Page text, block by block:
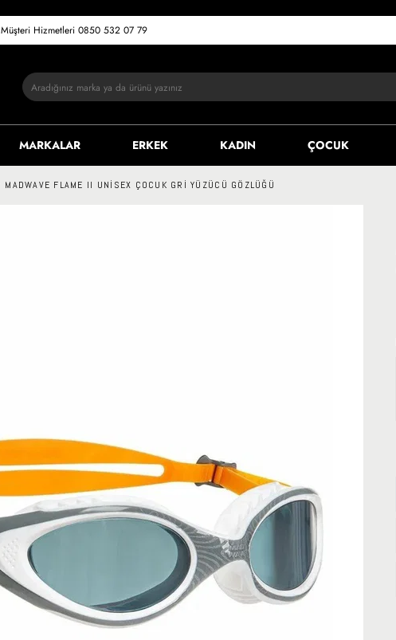
Müşteri Hizmetleri 0850 532 07 79
MARKALAR ERKEK KADIN ÇOCUK
MADWAVE FLAME II UNISEX ÇOCUK GRI YÜZÜCÜ GÖZLÜĞÜ